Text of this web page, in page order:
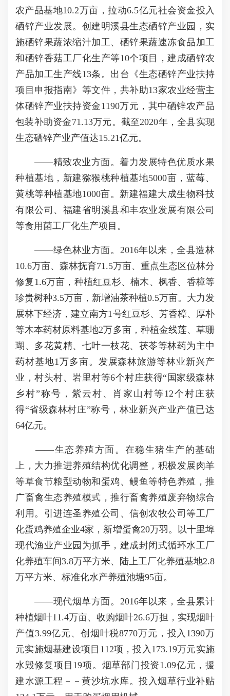
农产品基地10.2万亩，拉动6.5亿元社会资金投入
硒锌产业发展。创建明溪县生态硒锌产业园，实
施硒锌果蔬浓缩汁加工、硒锌果蔬速冻食品加工
和硒锌香菇工厂化生产等10个项目，建成硒锌农
产品加工生产线13条。出台《生态硒锌产业扶持
项目申报指南》等文件，共补助13家农业经营主
体硒锌产业扶持资金1190万元，其中硒锌农产品
包装补助资金71.13万元。截至2020年，全县实现
生态硒锌产业产值达15.21亿元。
——精致农业方面。着力发展特色优质水果
种植基地，新建猕猴桃种植基地5000亩，蓝莓、
黄桃等种植基地1000亩。新建福建大成生物科技
有限公司、福建省明溪县和丰农业发展有限公司
等食用菌工厂化生产项目。
——绿色林业方面。2016年以来，全县造林
10.6万亩、森林抚育71.5万亩、重点生态区位林分
修复1.6万亩，种植红豆杉、楠木、枫香、香樟等
珍贵树种3.5万亩，新增油茶种植0.5万亩。大力发
展林下经济，建立南方1号红豆杉、芳香樟、厚朴
等木本药材原料基地2万多亩，种植金线莲、草珊
瑚、多花黄精、七叶一枝花、茯苓等林药为主中
药材基地1万多亩。发展森林旅游等林业新兴产
业，村头村、岩里村等6个村庄获得“国家级森林
乡村”称号，紫云村、肖家山村等12个村庄获
得“省级森林村庄”称号，林业新兴产业产值已达
64亿元。
——生态养殖方面。在稳生猪生产的基础
上，大力推进养殖结构优化调整，积极发展肉羊
等草食节粮型动物和蛋鸡、鳗鱼等特色养殖，推
广畜禽生态养殖模式，推行畜禽养殖废弃物综合
利用。引进连圣养殖公司、信创农牧公司等工厂
化蛋鸡养殖企业4家，新增蛋禽20万羽。以十里埠
现代渔业产业园为抓手，建成封闭式循环水工厂
化养殖车间3.8万平方米、陆上工厂化养殖基地2.8
万平方米、标准化水产养殖池塘95亩。
——现代烟草方面。2016年以来，全县累计
种植烟叶11.4万亩、收购烟叶26.6万担，实现烟叶
产值3.99亿元、创烟叶税8770万元，投入1390万
元实施烟基建设项目112项，投入173.19万元实施
水毁修复项目19项。烟草部门投资1.09亿元，援
建水源工程－－黄沙坑水库。投入烟草行业补贴